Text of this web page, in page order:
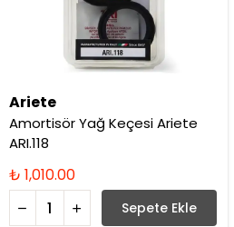
Ariete
Amortisör Yağ Keçesi Ariete
ARI.118
₺ 1,010.00
Sepete Ekle